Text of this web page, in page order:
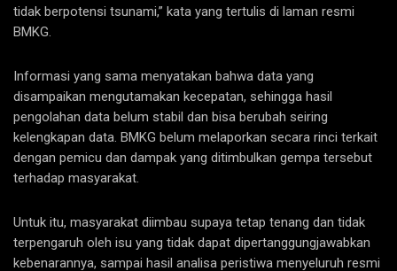
tidak berpotensi tsunami,” kata yang tertulis di laman resmi
BMKG.
Informasi yang sama menyatakan bahwa data yang
disampaikan mengutamakan kecepatan, sehingga hasil
pengolahan data belum stabil dan bisa berubah seiring
kelengkapan data. BMKG belum melaporkan secara rinci terkait
dengan pemicu dan dampak yang ditimbulkan gempa tersebut
terhadap masyarakat.
Untuk itu, masyarakat diimbau supaya tetap tenang dan tidak
terpengaruh oleh isu yang tidak dapat dipertanggungjawabkan
kebenarannya, sampai hasil analisa peristiwa menyeluruh resmi